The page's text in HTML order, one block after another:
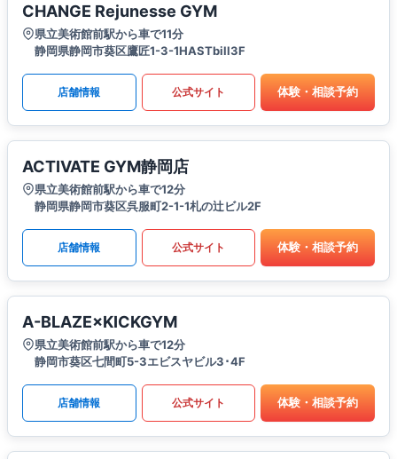
CHANGE Rejunesse GYM
県立美術館前駅から車で11分
静岡県静岡市葵区鷹匠1-3-1HASTbill3F
店舗情報 公式サイト 体験・相談予約
ACTIVATE GYM静岡店
県立美術館前駅から車で12分
静岡県静岡市葵区呉服町2-1-1札の辻ビル2F
店舗情報 公式サイト 体験・相談予約
A-BLAZE×KICKGYM
県立美術館前駅から車で12分
静岡市葵区七間町5-3エビスヤビル3･4F
店舗情報 公式サイト 体験・相談予約